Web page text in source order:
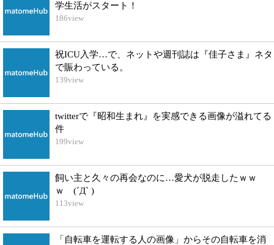
学生活がスタート！
186view
祝ICU入学…で、ネットや週刊誌は『佳子さま』ネタ
で賑わっている。
139view
twitterで『昭和生まれ』を実感できる画像が溢れてる
件
199view
飼い主と久々の再会なのに…愛犬が脱走したｗｗ
ｗ (´Д` )
113view
「自転車を運転する人の画像」からその自転車を消